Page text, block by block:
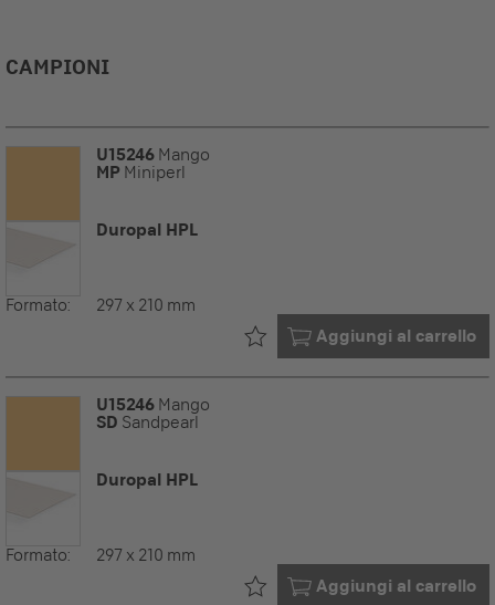
CAMPIONI
U15246 Mango
MP Miniperl
Duropal HPL
Formato: 297 x 210 mm
Aggiungi al carrello
Già nel tuo
U15246 Mango
SD Sandpearl
Duropal HPL
Formato: 297 x 210 mm
Aggiungi al carrello
Già nel tuo